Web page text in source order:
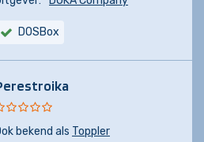
DOSBox
bekend als Toppler